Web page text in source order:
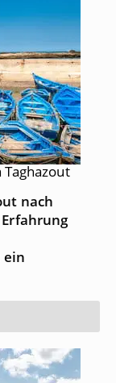
nach
ein